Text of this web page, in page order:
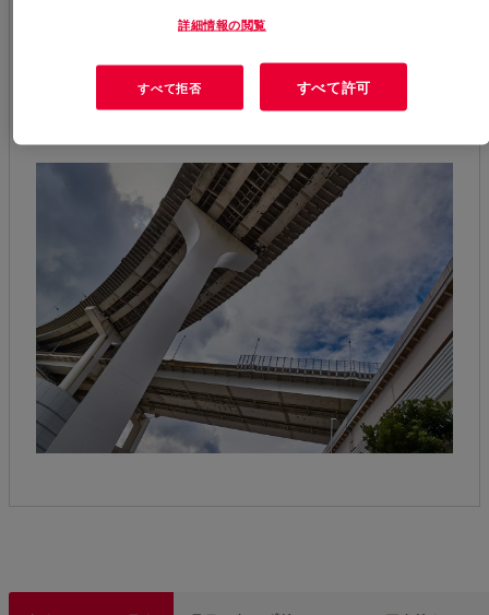
置、耐水性の向上に役立ちます。
当社のセメント改質剤および修理モルタルソリューショ
ンについては、以下をご覧ください。
詳細情報の閲覧
すべて拒否 すべて許可